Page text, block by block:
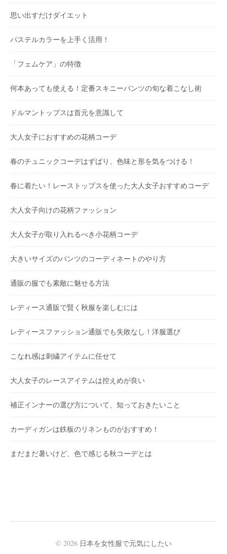
思い出すだけダイエット
パステルカラーを上手く活用！
「フェムケア」の特徴
何本あっても使える！定番スキニーパンツの旬な着こなし術
ドルマントップスは首元を意識して
大人女子におすすめの花柄コーデ
春のチュニックコーデはずばり、色味と形を気をつける！
春に着たい！レーストップスを使った大人女子おすすめコーデ
大人女子向けの花柄ファッション
大人女子が取り入れるべき小花柄コーデ
大きいサイズのパンツのコーディネートのやり方
通販の服でも素敵に魅せる方法
レディース通販で賢く秋服を楽しむには
レディースファッション通販でも失敗なし！洋服選び
こなれ感は刺繍アイテムに任せて
大人女子のレースアイテムは控えめが良い
補正インナーの選び方について、知っておきたいこと
カーディガンは鉄板のリネンものがおすすめ！
まだまだ暑いけど、色で感じる秋コーデとは
© 2026 日本を女性服で元気にしたい